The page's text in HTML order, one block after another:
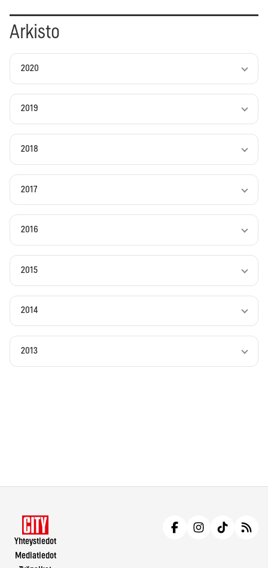
Arkisto
2020
2019
2018
2017
2016
2015
2014
2013
Yhteystiedot
Mediatiedot